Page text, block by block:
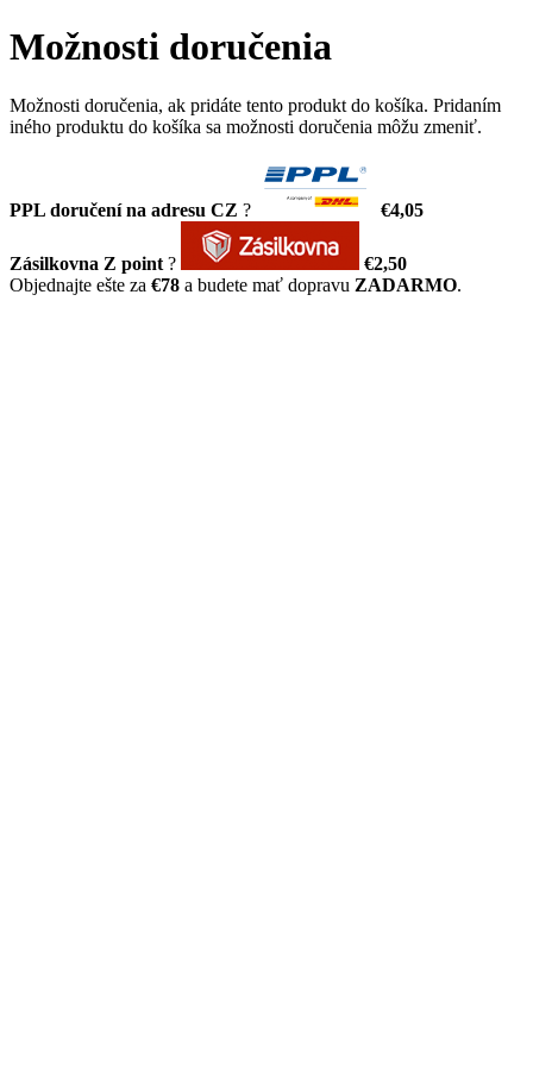
Možnosti doručenia
Možnosti doručenia, ak pridáte tento produkt do košíka. Pridaním
iného produktu do košíka sa možnosti doručenia môžu zmeniť.
PPL doručení na adresu CZ ? €4,05
Zásilkovna Z point ?
€2,50
Objednajte ešte za €78 a budete mať dopravu ZADARMO.